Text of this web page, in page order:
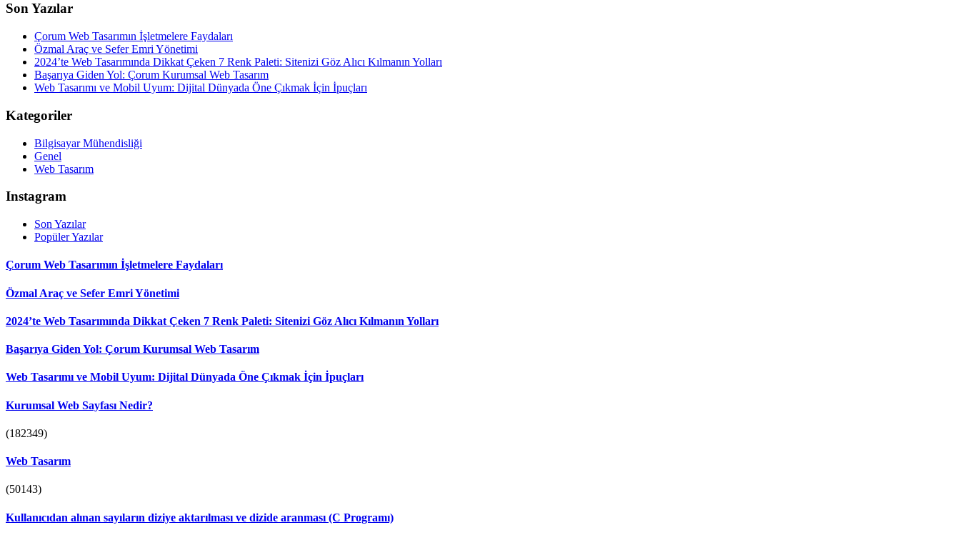
Son Yazılar
Çorum Web Tasarımın İşletmelere Faydaları
Özmal Araç ve Sefer Emri Yönetimi
2024’te Web Tasarımında Dikkat Çeken 7 Renk Paleti: Sitenizi Göz Alıcı Kılmanın Yolları
Başarıya Giden Yol: Çorum Kurumsal Web Tasarım
Web Tasarımı ve Mobil Uyum: Dijital Dünyada Öne Çıkmak İçin İpuçları
Kategoriler
Bilgisayar Mühendisliği
Genel
Web Tasarım
Instagram
Son Yazılar
Popüler Yazılar
Çorum Web Tasarımın İşletmelere Faydaları
Özmal Araç ve Sefer Emri Yönetimi
2024’te Web Tasarımında Dikkat Çeken 7 Renk Paleti: Sitenizi Göz Alıcı Kılmanın Yolları
Başarıya Giden Yol: Çorum Kurumsal Web Tasarım
Web Tasarımı ve Mobil Uyum: Dijital Dünyada Öne Çıkmak İçin İpuçları
Kurumsal Web Sayfası Nedir?
(182349)
Web Tasarım
(50143)
Kullanıcıdan alınan sayıların diziye aktarılması ve dizide aranması (C Programı)